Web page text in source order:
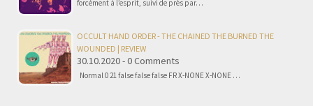
forcément à l’esprit, suivi de près par…
OCCULT HAND ORDER - THE CHAINED THE BURNED THE
WOUNDED | REVIEW
30.10.2020 - 0 Comments
Normal 0 21 false false false FR X-NONE X-NONE …